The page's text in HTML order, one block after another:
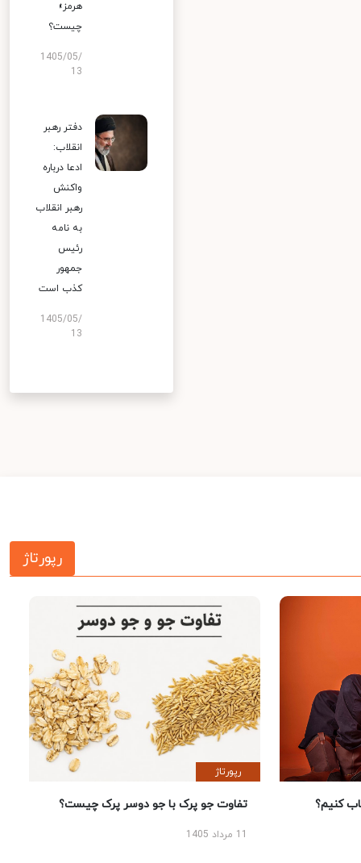
هرمز»
چیست؟
1405/05/
13
دفتر رهبر
انقلاب:
ادعا درباره
واکنش
رهبر انقلاب
به نامه
رئیس
جمهور
کذب است
1405/05/
13
رپورتاژ
کنیم؟
رپورتاژ
تفاوت جو پرک با جو دوسر پرک چیست؟